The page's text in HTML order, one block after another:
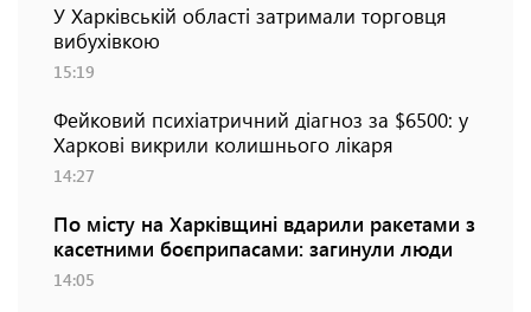
У Харківській області затримали торговця
вибухівкою
15:19
Фейковий психіатричний діагноз за $6500: у
Харкові викрили колишнього лікаря
14:27
По місту на Харківщині вдарили ракетами з
касетними боєприпасами: загинули люди
14:05